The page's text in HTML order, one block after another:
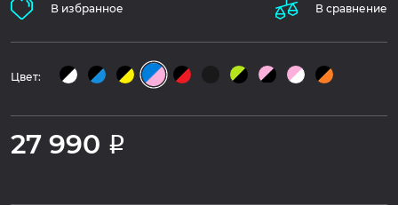
В избранное В сравнение
Цвет:
27 990 Р